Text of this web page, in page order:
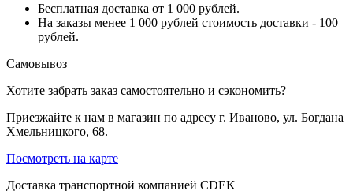
Бесплатная доставка от 1 000 рублей.
На заказы менее 1 000 рублей стоимость доставки - 100
рублей.
Самовывоз
Хотите забрать заказ самостоятельно и сэкономить?
Приезжайте к нам в магазин по адресу г. Иваново, ул. Богдана
Хмельницкого, 68.
Посмотреть на карте
Доставка транспортной компанией CDEK